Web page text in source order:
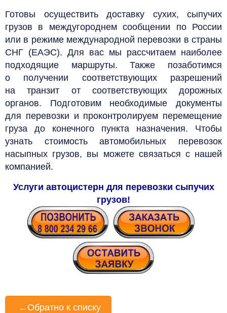
Готовы осуществить доставку сухих, сыпучих
грузов в междугороднем сообщении по России
или в режиме международной перевозки в страны
СНГ (ЕАЭС). Для вас мы рассчитаем наиболее
подходящие маршруты. Также позаботимся
о получении соответствующих разрешений
на транзит от соответствующих дорожных
органов. Подготовим необходимые документы
для перевозки и проконтролируем перемещение
груза до конечного пункта назначения. Чтобы
узнать стоимость автомобильных перевозок
насыпных грузов, вы можете связаться с нашей
компанией.
Услуги автоцистерн для перевозки сыпучих
грузов!
← Обратно к списку